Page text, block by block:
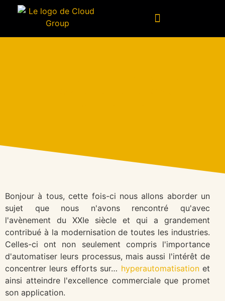
Bonjour à tous, cette fois-ci nous allons aborder un
sujet que nous n'avons rencontré qu'avec
l'avènement du XXIe siècle et qui a grandement
contribué à la modernisation de toutes les industries.
Celles-ci ont non seulement compris l'importance
d'automatiser leurs processus, mais aussi l'intérêt de
concentrer leurs efforts sur… hyperautomatisationet
ainsi atteindre l'excellence commerciale que promet
son application.